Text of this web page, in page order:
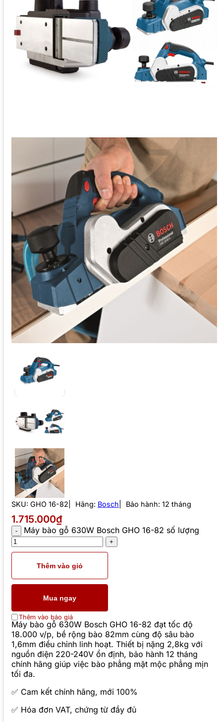
SKU: GHO 16-82 Hãng: Bosch Bảo hành: 12 tháng
1.715.000₫
Máy bào gỗ 630W Bosch GHO 16-82 số lượng
Thêm vào giỏ
Mua ngay
Thêm vào báo giá
Máy bào gỗ 630W Bosch GHO 16-82 đạt tốc độ
18.000 v/p, bề rộng bào 82mm cùng độ sâu bào
1,6mm điều chỉnh linh hoạt. Thiết bị nặng 2,8kg với
nguồn điện 220-240V ổn định, bảo hành 12 tháng
chính hãng giúp việc bào phẳng mặt mộc phẳng mịn
tối đa.
✅ Cam kết chính hãng, mới 100%
✅ Hóa đơn VAT, chứng từ đầy đủ